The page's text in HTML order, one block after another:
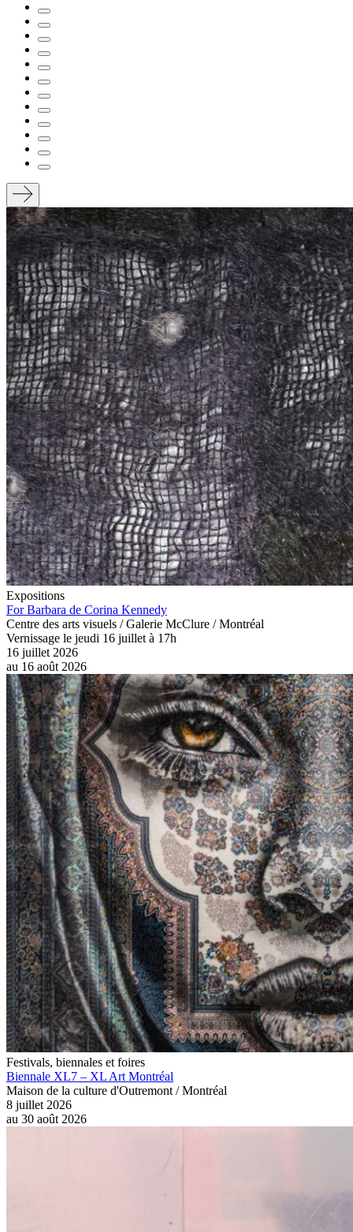
Expositions
For Barbara de Corina Kennedy
Centre des arts visuels / Galerie McClure / Montréal
Vernissage le jeudi 16 juillet à 17h
16 juillet 2026
au 16 août 2026
Festivals, biennales et foires
Biennale XL7 – XL Art Montréal
Maison de la culture d'Outremont / Montréal
8 juillet 2026
au 30 août 2026